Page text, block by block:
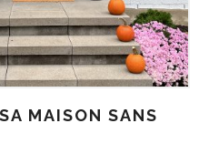
MAISON SANS